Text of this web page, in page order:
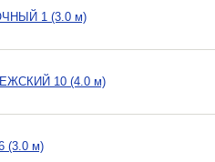
1 (3.0 м)
10 (4.0 м)
(3.0 м)